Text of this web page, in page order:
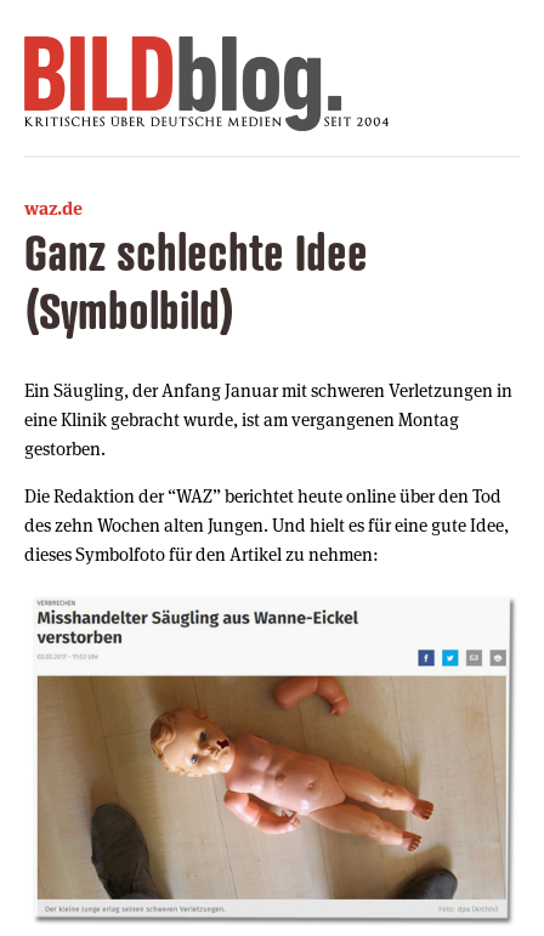
waz.de
Ganz schlechte Idee
(Symbolbild)
Ein Säugling, der Anfang Januar mit schweren Verletzungen in
eine Klinik gebracht wurde, ist am vergangenen Montag
gestorben.
Die Redaktion der “WAZ” berichtet heute online über den Tod
des zehn Wochen alten Jungen. Und hielt es für eine gute Idee,
dieses Symbolfoto für den Artikel zu nehmen: